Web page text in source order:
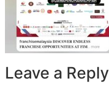
Leave a Reply